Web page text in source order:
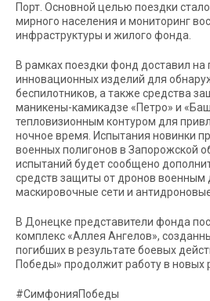
Порт. Основной целью поездки
мирного населения и мониторинг
инфраструктуры и жилого фонда.
В рамках поездки фонд доставил
инновационных изделий для
беспилотников, а также средства
маникены-камикадзе «Петро» и
тепловизионным контуром для
ночное время. Испытания новинки
военных полигонов в Запорожской
испытаний будет сообщено
средств защиты от дронов военным
маскировочные сети и
В Донецке представители фонда
комплекс «Аллея Ангелов»,
погибших в результате боевых
Победы» продолжит работу в новых
#СимфонияПобеды